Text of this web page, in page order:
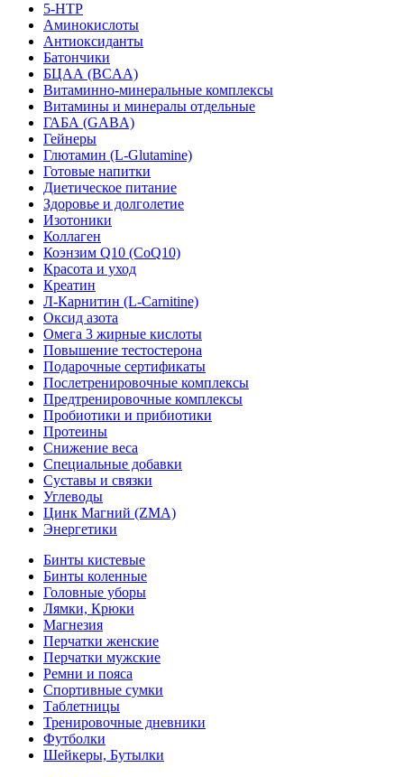
5-HTP
Аминокислоты
Антиоксиданты
Батончики
БЦАА (BCAA)
Витаминно-минеральные комплексы
Витамины и минералы отдельные
ГАБА (GABA)
Гейнеры
Глютамин (L-Glutamine)
Готовые напитки
Диетическое питание
Здоровье и долголетие
Изотоники
Коллаген
Коэнзим Q10 (CoQ10)
Красота и уход
Креатин
Л-Карнитин (L-Сarnitine)
Оксид азота
Омега 3 жирные кислоты
Повышение тестостерона
Подарочные сертификаты
Послетренировочные комплексы
Предтренировочные комплексы
Пробиотики и прибиотики
Протеины
Снижение веса
Специальные добавки
Суставы и связки
Углеводы
Цинк Магний (ZMA)
Энергетики
Бинты кистевые
Бинты коленные
Головные уборы
Лямки, Крюки
Магнезия
Перчатки женские
Перчатки мужские
Ремни и пояса
Спортивные сумки
Таблетницы
Тренировочные дневники
Футболки
Шейкеры, Бутылки